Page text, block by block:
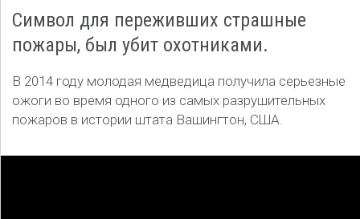
Символ для переживших страшные
пожары, был убит охотниками.
В 2014 году молодая медведица получила серьезные
ожоги во время одного из самых разрушительных
пожаров в истории штата Вашингтон, США.